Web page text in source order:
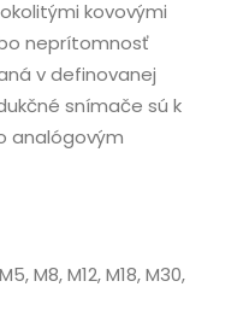
kovovými
neprítomnosť
v definovanej
snímače sú k
analógovým
M8, M12, M18, M30,